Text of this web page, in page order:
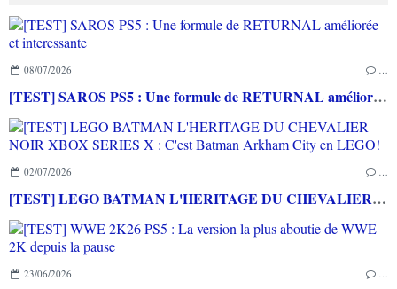
08/07/2026 …
[TEST] SAROS PS5 : Une formule de RETURNAL améliorée et interessante
02/07/2026 …
[TEST] LEGO BATMAN L'HERITAGE DU CHEVALIER NOIR XBOX SERIES X : C'est Batman Arkham City en LEGO!
23/06/2026 …